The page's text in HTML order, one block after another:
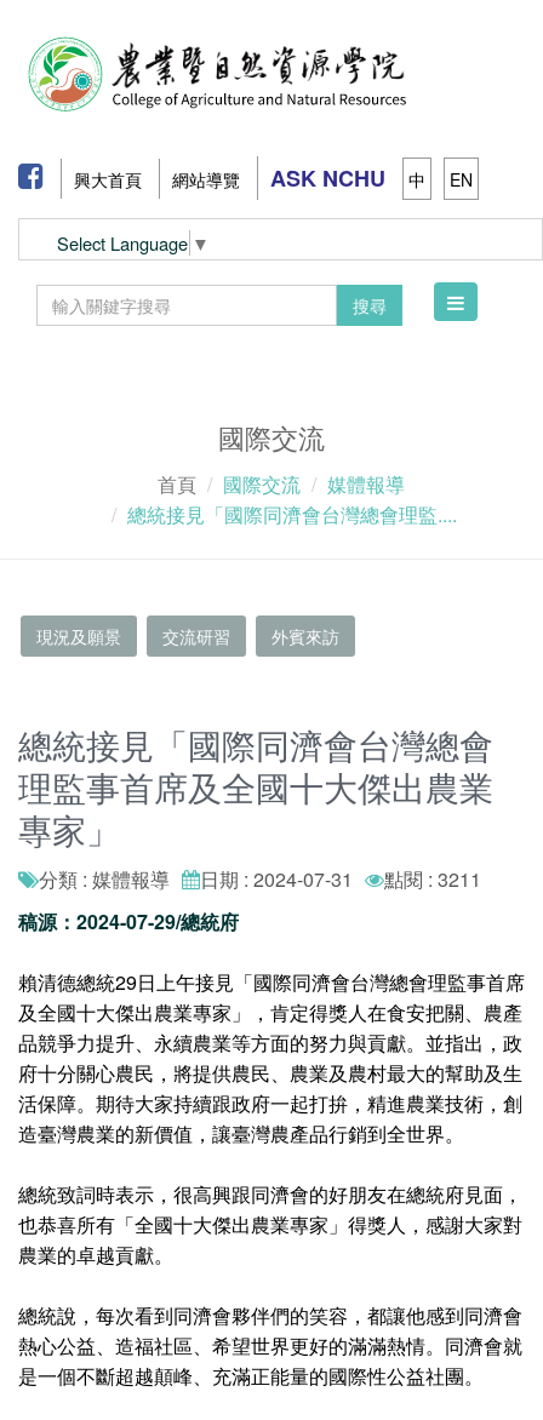
興大首頁 網站導覽 ASK NCHU 中 EN
Select Language ▼
搜尋
Toggle
國際交流
首頁 國際交流
媒體報導
總統接見「國際同濟會台灣總會理監....
現況及願景 交流研習 外賓來訪
總統接見「國際同濟會台灣總會
理監事首席及全國十大傑出農業
專家」
分類 : 媒體報導 日期 : 2024-07-31
點閱 : 3211
稿源：2024-07-29/總統府
賴清德總統29日上午接見「國際同濟會台灣總會理監事首席
及全國十大傑出農業專家」，肯定得獎人在食安把關、農產
品競爭力提升、永續農業等方面的努力與貢獻。並指出，政
府十分關心農民，將提供農民、農業及農村最大的幫助及生
活保障。期待大家持續跟政府一起打拚，精進農業技術，創
造臺灣農業的新價值，讓臺灣農產品行銷到全世界。
總統致詞時表示，很高興跟同濟會的好朋友在總統府見面，
也恭喜所有「全國十大傑出農業專家」得獎人，感謝大家對
農業的卓越貢獻。
總統說，每次看到同濟會夥伴們的笑容，都讓他感到同濟會
熱心公益、造福社區、希望世界更好的滿滿熱情。同濟會就
是一個不斷超越顛峰、充滿正能量的國際性公益社團。